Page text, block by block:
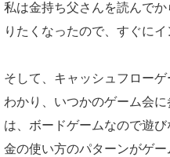
私は金持ち父さんを読んで
りたくなったので、すぐに
そして、キャッシュフロー
わかり、いつかのゲーム会
は、ボードゲームなので遊
金の使い方のパターンがゲ